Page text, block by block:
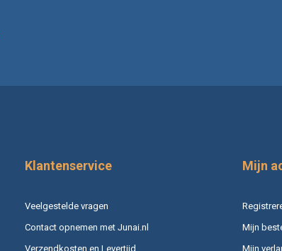
Klantenservice
Veelgestelde vragen
Contact opnemen met Junai.nl
Verzendkosten en Levertijd
Mijn
Mijn
Mijn